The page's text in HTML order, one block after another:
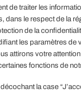
de traiter les
le respect de la
de la
les paramètres de
attirons votre
fonctions de
la case